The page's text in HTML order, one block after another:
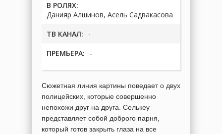
В РОЛЯХ:
Данияр Алшинов, Асель Садвакасова
ТВ КАНАЛ: -
ПРЕМЬЕРА: -
Сюжетная линия картины поведает о двух
полицейских, которые совершенно
непохожи друг на друга. Селькеу
представляет собой доброго парня,
который готов закрыть глаза на все